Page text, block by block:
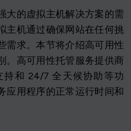
大的虚拟主机解决方案的需
主机通过确保网站在任何挑
需求。本节将介绍高可用性
。高可用性托管服务提供商
和 24/7 全天候协助等功
应用程序的正常运行时间和